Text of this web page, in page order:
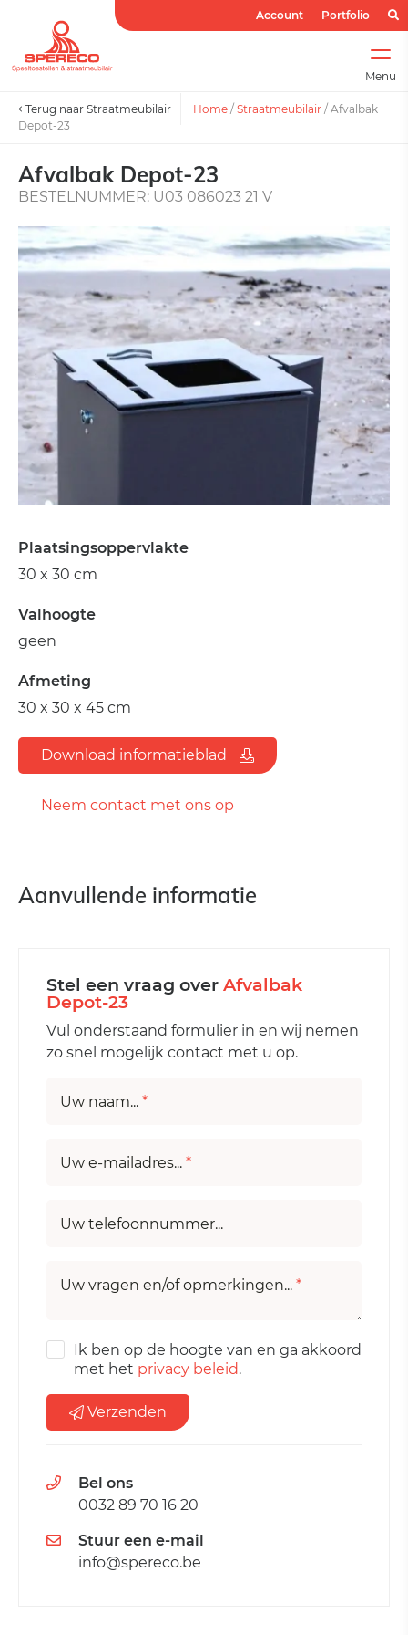
Account Portfolio
Menu
Terug naar Straatmeubilair Home / Straatmeubilair / Afvalbak
Depot-23
Afvalbak Depot-23
BESTELNUMMER: U03 086023 21 V
Plaatsingsoppervlakte
30 x 30 cm
Valhoogte
geen
Afmeting
30 x 30 x 45 cm
Download informatieblad
Neem contact met ons op
Aanvullende informatie
Stel een vraag over Afvalbak
Depot-23
Vul onderstaand formulier in en wij nemen
zo snel mogelijk contact met u op.
Uw naam... *
Uw e-mailadres... *
Uw telefoonnummer...
Uw vragen en/of opmerkingen... *
Ik ben op de hoogte van en ga akkoord
met het privacy beleid.
Verzenden
Bel ons
0032 89 70 16 20
Stuur een e-mail
info@spereco.be